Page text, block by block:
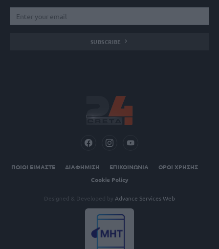
SUBSCRIBE
ΠΟΙΟΙ ΕΙΜΑΣΤΕ ΔΙΑΦΗΜΙΣΗ ΕΠΙΚΟΙΝΩΝΙΑ
ΟΡΟΙ ΧΡΗΣΗΣ
Cookie Policy
Designed & Developed by Advance Services Web